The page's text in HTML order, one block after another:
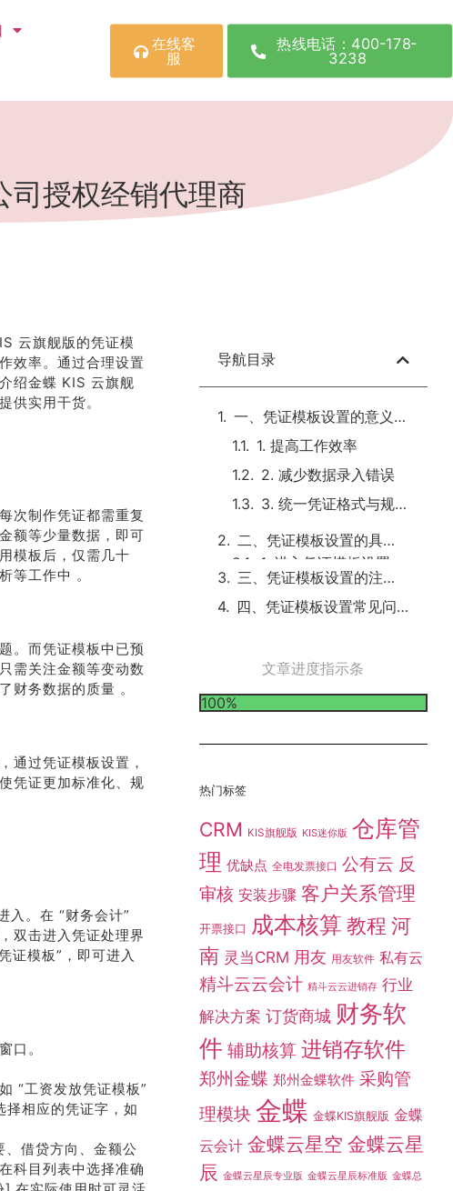
在线客
服
热线电话：400-178-
3238
授权经销代理商
云旗舰版的凭证模
效率。通过合理设置
绍金蝶 KIS 云旗舰
供实用干货。
次制作凭证都需重复
额等少量数据，即可
模板后，仅需几十
等工作中 。
。而凭证模板中已预
需关注金额等变动数
财务数据的质量 。
通过凭证模板设置，
凭证更加标准化、规
入。在 “财务会计”
双击进入凭证处理界
证模板”，即可进入
口。
“工资发放凭证模板”
择相应的凭证字，如
、借贷方向、金额公
科目列表中选择准确
导航目录
一、凭证模板设置的意义与优势
1. 提高工作效率
2. 减少数据录入错误
3. 统一凭证格式与规范
二、凭证模板设置的具体操作流程
文章进度指示条
100%
热门标签
CRM KIS旗舰版
仓库管
理 优缺点 全电发票接口 公有云 反
审核 安装步骤 客户关系管理
开票接口 成本核算 教程 河
南 灵当CRM 用友 用友软件 私有云
精斗云云会计
行业
解决方案 订货商城 财务软
件 辅助核算 进销存软件
郑州金蝶 郑州金蝶软件
采购管
理模块 金蝶 金蝶KIS旗舰版
金蝶
云会计
金蝶云星空 金蝶云星
辰